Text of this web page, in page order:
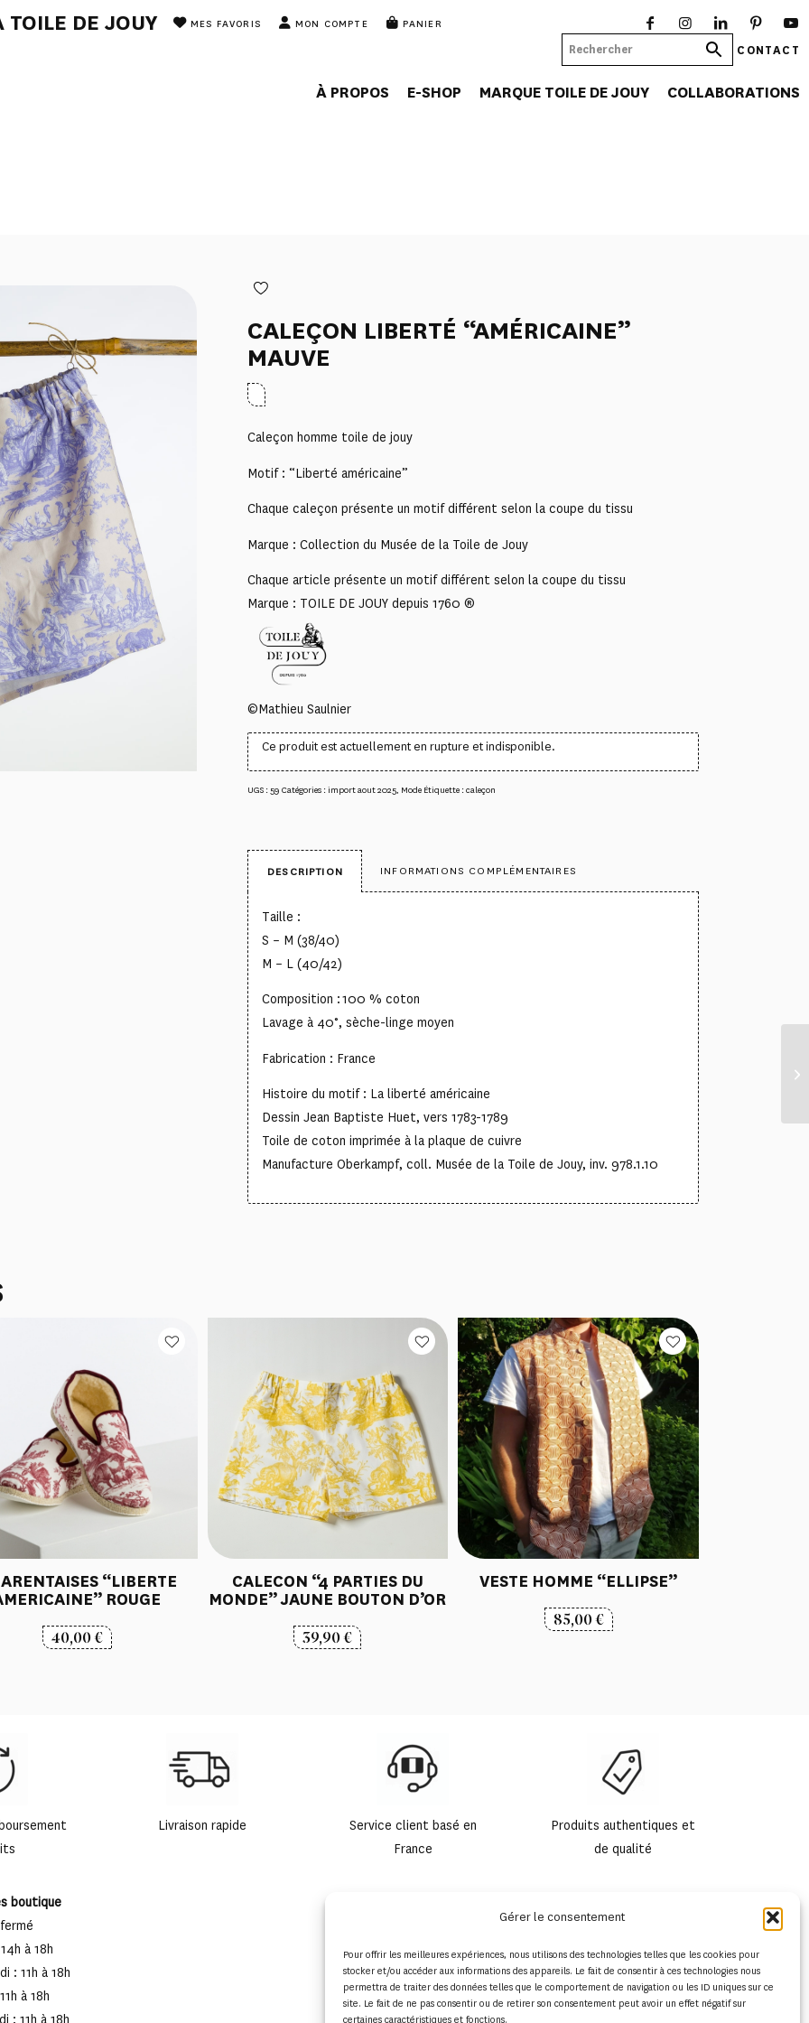
Gérer le consentement
Pour offrir les meilleures expériences, nous utilisons des technologies telles que les cookies pour
stocker et/ou accéder aux informations des appareils. Le fait de consentir à ces technologies nous
permettra de traiter des données telles que le comportement de navigation ou les ID uniques sur ce
site. Le fait de ne pas consentir ou de retirer son consentement peut avoir un effet négatif sur
certaines caractéristiques et fonctions.
TOILE DE JOUY MES FAVORIS MON COMPTE PANIER
CONTACT
À PROPOS E-SHOP MARQUE TOILE DE JOUY COLLABORATIONS
CALEÇON LIBERTÉ “AMÉRICAINE”
MAUVE
Caleçon homme toile de jouy
Motif : “Liberté américaine”
Chaque caleçon présente un motif différent selon la coupe du tissu
Marque : Collection du Musée de la Toile de Jouy
Chaque article présente un motif différent selon la coupe du tissu
Marque : TOILE DE JOUY depuis 1760 ®
©Mathieu Saulnier
Ce produit est actuellement en rupture et indisponible.
UGS : 59 Catégories :import aout 2025 Mode Étiquette :caleçon
DESCRIPTION INFORMATIONS COMPLÉMENTAIRES
Taille :
S – M (38/40)
M – L (40/42)
Composition : 100 % coton
Lavage à 40°, sèche-linge moyen
Fabrication : France
Histoire du motif : La liberté américaine
Dessin Jean Baptiste Huet, vers 1783-1789
Toile de coton imprimée à la plaque de cuivre
Manufacture Oberkampf, coll. Musée de la Toile de Jouy, inv. 978.1.10
“LIBERTE
ROUGE
40,00€
CALECON “4 PARTIES DU
MONDE” JAUNE BOUTON D’OR
39,90€
VESTE HOMME “ELLIPSE”
85,00€
Livraison rapide
Service client basé en
France
Produits authentiques et
de qualité
boutique
à 18h
: 11h à 18h
à 18h